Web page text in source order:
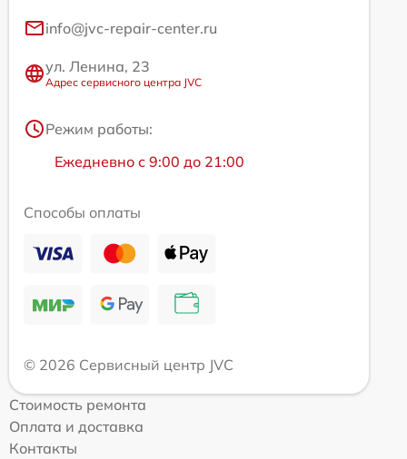
info@jvc-repair-center.ru
ул. Ленина, 23
Адрес сервисного центра JVC
Режим работы:
Ежедневно с 9:00 до 21:00
Способы оплаты
© 2026 Сервисный центр JVC
Стоимость ремонта
Оплата и доставка
Контакты